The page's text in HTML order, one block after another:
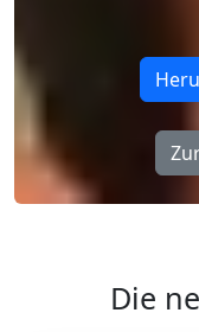
Die